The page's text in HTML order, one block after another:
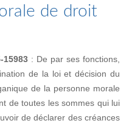
de droit
15983 : De par ses fonctions,
de la loi et décision du
de la personne morale
de toutes les sommes qui lui
de déclarer des créances